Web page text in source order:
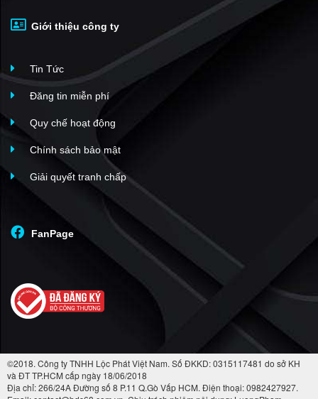
Giới thiệu công ty
Tin Tức
Đăng tin miễn phí
Quy chế hoạt động
Chính sách bảo mật
Giải quyết tranh chấp
FanPage
©2018. Công ty TNHH Lộc Phát Việt Nam. Số ĐKKD: 0315117481 do sở KH
và ĐT TP.HCM cấp ngày 18/06/2018
Địa chỉ: 266/24A Đường số 8 P.11 Q.Gò Vấp HCM. Điện thoại: 0982427927.